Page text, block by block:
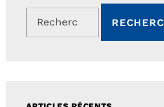
Rechercher :